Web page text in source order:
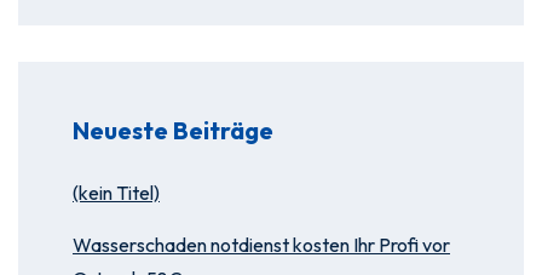
Neueste Beiträge
(kein Titel)
Wasserschaden notdienst kosten Ihr Profi vor